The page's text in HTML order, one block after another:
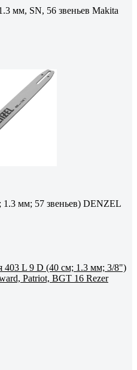
мм, SN, 56 звеньев Makita
мм; 57 звеньев) DENZEL